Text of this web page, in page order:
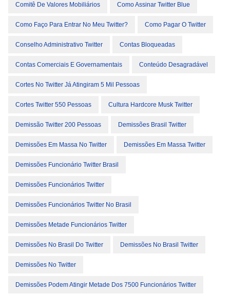
Comitê De Valores Mobiliários Como Assinar Twitter Blue
Como Faço Para Entrar No Meu Twitter? Como Pagar O Twitter
Conselho Administrativo Twitter Contas Bloqueadas
Contas Comerciais E Governamentais Conteúdo Desagradável
Cortes No Twitter Já Atingiram 5 Mil Pessoas
Cortes Twitter 550 Pessoas Cultura Hardcore Musk Twitter
Demissão Twitter 200 Pessoas Demissões Brasil Twitter
Demissões Em Massa No Twitter Demissões Em Massa Twitter
Demissões Funcionário Twitter Brasil
Demissões Funcionários Twitter
Demissões Funcionários Twitter No Brasil
Demissões Metade Funcionários Twitter
Demissões No Brasil Do Twitter Demissões No Brasil Twitter
Demissões No Twitter
Demissões Podem Atingir Metade Dos 7500 Funcionários Twitter